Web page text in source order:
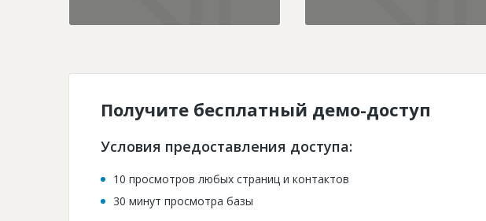
Получите бесплатный демо-доступ
Условия предоставления доступа:
10 просмотров любых страниц и контактов
30 минут просмотра базы